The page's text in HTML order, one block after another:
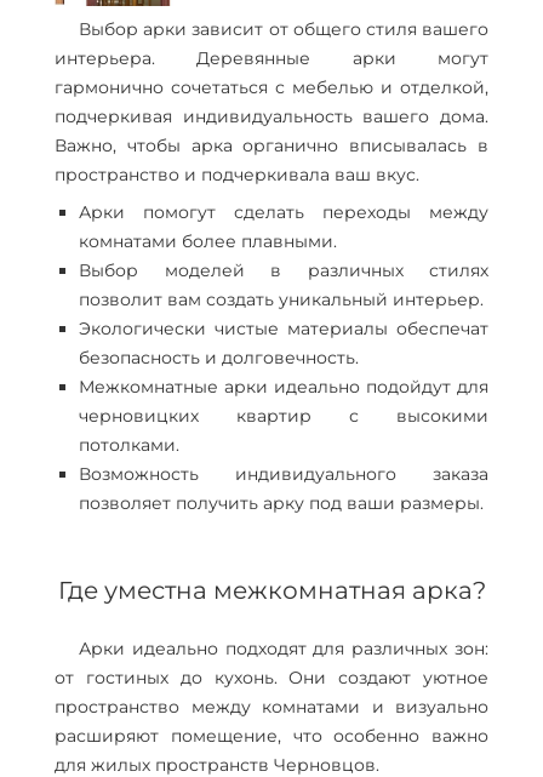
Выбор арки зависит от общего стиля вашего
интерьера. Деревянные арки могут
гармонично сочетаться с мебелью и отделкой,
подчеркивая индивидуальность вашего дома.
Важно, чтобы арка органично вписывалась в
пространство и подчеркивала ваш вкус.
Арки помогут сделать переходы между
комнатами более плавными.
Выбор моделей в различных стилях
позволит вам создать уникальный интерьер.
Экологически чистые материалы обеспечат
безопасность и долговечность.
Межкомнатные арки идеально подойдут для
черновицких квартир с высокими
потолками.
Возможность индивидуального заказа
позволяет получить арку под ваши размеры.
Где уместна межкомнатная арка?
Арки идеально подходят для различных зон:
от гостиных до кухонь. Они создают уютное
пространство между комнатами и визуально
расширяют помещение, что особенно важно
для жилых пространств Черновцов.